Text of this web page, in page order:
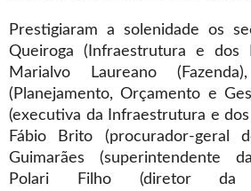
Prestigiaram a solenidade os
Queiroga (Infraestrutura e dos
Marialvo Laureano
(Planejamento, Orçamento e
(executiva da Infraestrutura e
Fábio Brito (procurador-geral
Guimarães (superintendente
Polari Filho (diretor da